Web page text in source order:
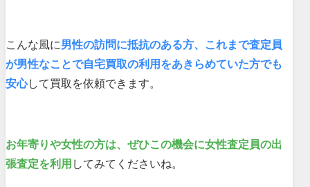
こんな風に男性の訪問に抵抗のある方、これまで査定員
が男性なことで自宅買取の利用をあきらめていた方でも
安心して買取を依頼できます。
お年寄りや女性の方は、ぜひこの機会に女性査定員の出
張査定を利用 してみてくださいね。